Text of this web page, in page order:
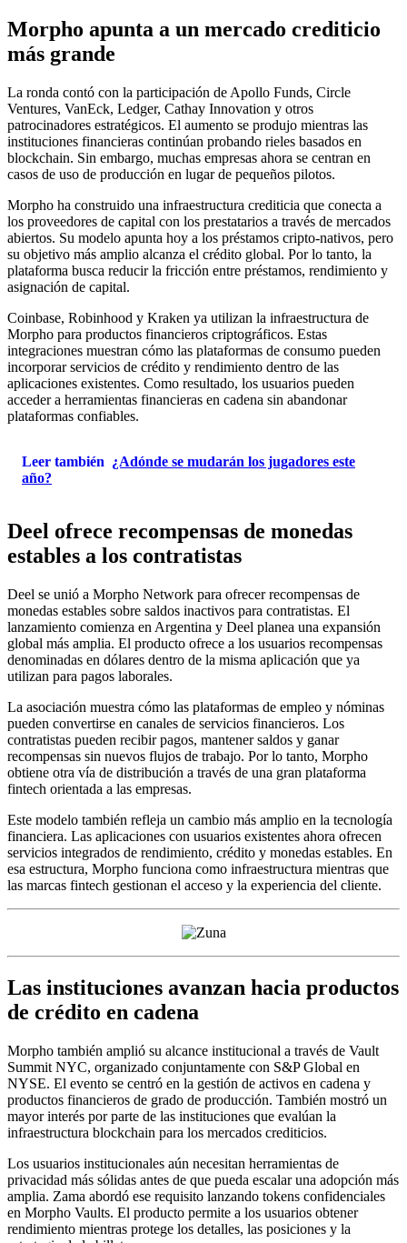
Morpho apunta a un mercado crediticio
más grande
La ronda contó con la participación de Apollo Funds, Circle
Ventures, VanEck, Ledger, Cathay Innovation y otros
patrocinadores estratégicos. El aumento se produjo mientras las
instituciones financieras continúan probando rieles basados ​​en
blockchain. Sin embargo, muchas empresas ahora se centran en
casos de uso de producción en lugar de pequeños pilotos.
Morpho ha construido una infraestructura crediticia que conecta a
los proveedores de capital con los prestatarios a través de mercados
abiertos. Su modelo apunta hoy a los préstamos cripto-nativos, pero
su objetivo más amplio alcanza el crédito global. Por lo tanto, la
plataforma busca reducir la fricción entre préstamos, rendimiento y
asignación de capital.
Coinbase, Robinhood y Kraken ya utilizan la infraestructura de
Morpho para productos financieros criptográficos. Estas
integraciones muestran cómo las plataformas de consumo pueden
incorporar servicios de crédito y rendimiento dentro de las
aplicaciones existentes. Como resultado, los usuarios pueden
acceder a herramientas financieras en cadena sin abandonar
plataformas confiables.
Leer también ¿Adónde se mudarán los jugadores este
año?
Deel ofrece recompensas de monedas
estables a los contratistas
Deel se unió a Morpho Network para ofrecer recompensas de
monedas estables sobre saldos inactivos para contratistas. El
lanzamiento comienza en Argentina y Deel planea una expansión
global más amplia. El producto ofrece a los usuarios recompensas
denominadas en dólares dentro de la misma aplicación que ya
utilizan para pagos laborales.
La asociación muestra cómo las plataformas de empleo y nóminas
pueden convertirse en canales de servicios financieros. Los
contratistas pueden recibir pagos, mantener saldos y ganar
recompensas sin nuevos flujos de trabajo. Por lo tanto, Morpho
obtiene otra vía de distribución a través de una gran plataforma
fintech orientada a las empresas.
Este modelo también refleja un cambio más amplio en la tecnología
financiera. Las aplicaciones con usuarios existentes ahora ofrecen
servicios integrados de rendimiento, crédito y monedas estables. En
esa estructura, Morpho funciona como infraestructura mientras que
las marcas fintech gestionan el acceso y la experiencia del cliente.
Las instituciones avanzan hacia productos
de crédito en cadena
Morpho también amplió su alcance institucional a través de Vault
Summit NYC, organizado conjuntamente con S&P Global en
NYSE. El evento se centró en la gestión de activos en cadena y
productos financieros de grado de producción. También mostró un
mayor interés por parte de las instituciones que evalúan la
infraestructura blockchain para los mercados crediticios.
Los usuarios institucionales aún necesitan herramientas de
privacidad más sólidas antes de que pueda escalar una adopción más
amplia. Zama abordó ese requisito lanzando tokens confidenciales
en Morpho Vaults. El producto permite a los usuarios obtener
rendimiento mientras protege los detalles, las posiciones y la